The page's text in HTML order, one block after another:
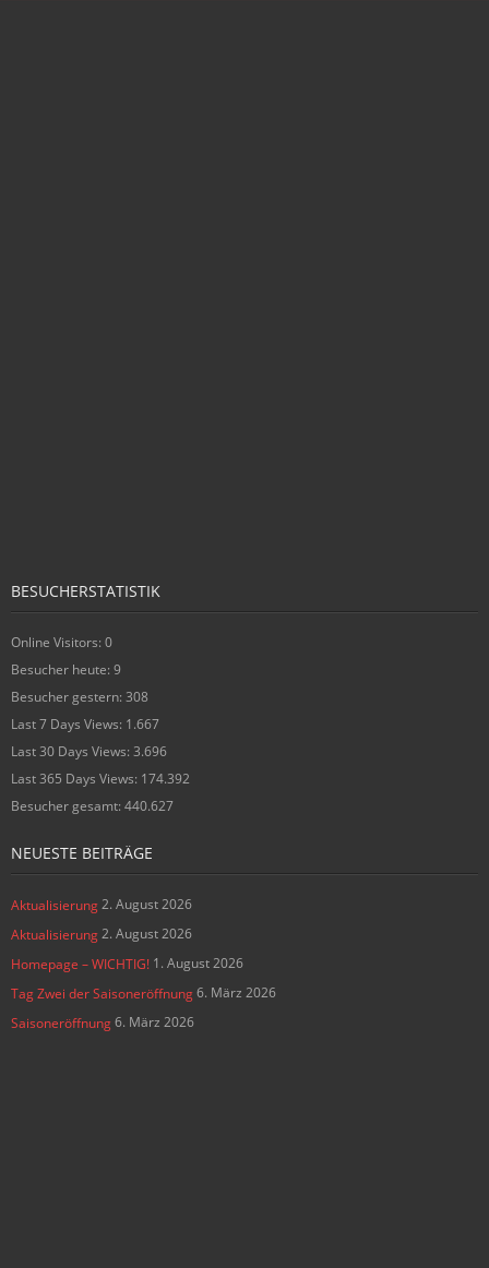
BESUCHERSTATISTIK
Online Visitors: 0
Besucher heute: 9
Besucher gestern: 308
Last 7 Days Views: 1.667
Last 30 Days Views: 3.696
Last 365 Days Views: 174.392
Besucher gesamt: 440.627
NEUESTE BEITRÄGE
Aktualisierung2. August 2026
Aktualisierung2. August 2026
Homepage – WICHTIG! 1. August 2026
Tag Zwei der Saisoneröffnung6. März 2026
Saisoneröffnung6. März 2026